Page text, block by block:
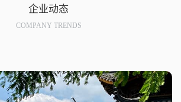
企业动态
COMPANY TRENDS